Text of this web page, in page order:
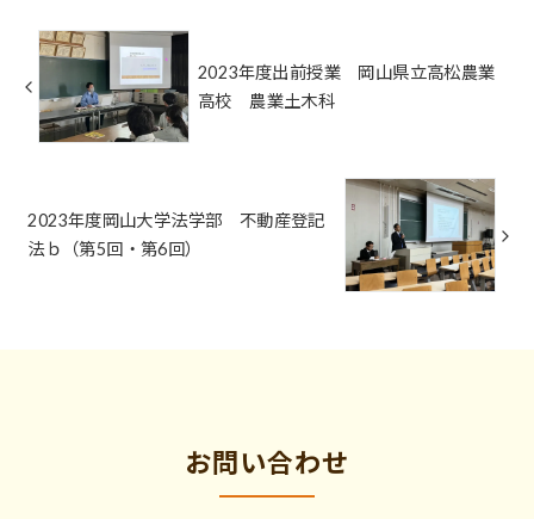
2023年度出前授業 岡山県立高松農業
高校 農業土木科
2023年度岡山大学法学部 不動産登記
法ｂ（第5回・第6回）
お問い合わせ